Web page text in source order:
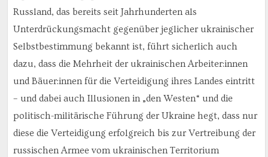
Russland, das bereits seit Jahrhunderten als
Unterdrückungsmacht gegenüber jeglicher ukrainischer
Selbstbestimmung bekannt ist, führt sicherlich auch
dazu, dass die Mehrheit der ukrainischen Arbeiter:innen
und Bäuer:innen für die Verteidigung ihres Landes eintritt
– und dabei auch Illusionen in „den Westen“ und die
politisch-militärische Führung der Ukraine hegt, dass nur
diese die Verteidigung erfolgreich bis zur Vertreibung der
russischen Armee vom ukrainischen Territorium